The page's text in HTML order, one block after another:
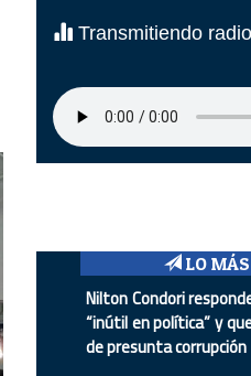
Transmitiendo radio
LO
Nilton Condori
“inútil en política” y
de presunta corrupción